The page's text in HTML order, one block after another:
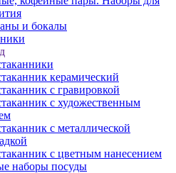
и бокалы
керамический
c гравировкой
с художественным
с металлической
с цветным нанесением
наборы посуды